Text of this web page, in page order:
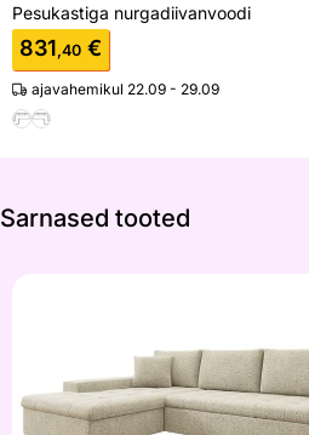
Pesukastiga nurgadiivanvoodi
831,40 €
ajavahemikul 22.09 - 29.09
Sarnased tooted